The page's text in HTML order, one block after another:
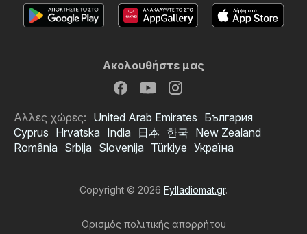
Ακολουθήστε μας
Αλλες χώρες: United Arab Emirates България
Cyprus Hrvatska India 日本 한국 New Zealand
România Srbija Slovenija Türkiye Україна
Copyright © 2026 Fylladiomat.gr.
Ορισμός πολιτικής απορρήτου